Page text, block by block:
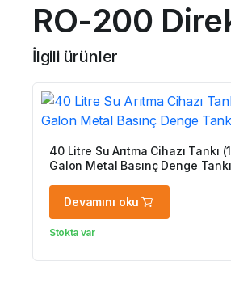
RO-200
İlgili ürünler
40 Litre Su Arıtma Cihazı Tankı
Galon Metal Basınç Denge
Devamını oku
Stokta var